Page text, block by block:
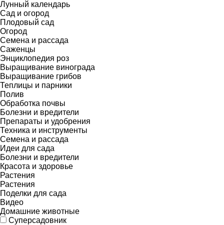
Лунный календарь
Сад и огород
Плодовый сад
Огород
Семена и рассада
Саженцы
Энциклопедия роз
Выращивание винограда
Выращивание грибов
Теплицы и парники
Полив
Обработка почвы
Болезни и вредители
Препараты и удобрения
Техника и инструменты
Семена и рассада
Идеи для сада
Болезни и вредители
Красота и здоровье
Растения
Растения
Поделки для сада
Видео
Домашние животные
Суперсадовник